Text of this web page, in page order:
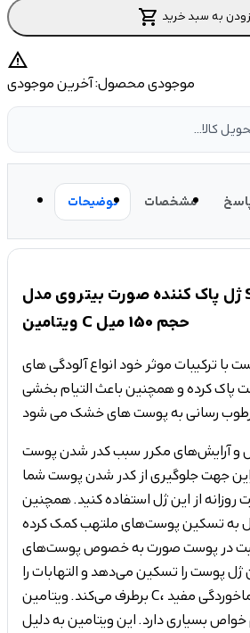
shopping_cart به سبد خرید
warning
موجودی محصول:آخرین موجودی
کالا...
توضیحات مشخصات
ژل پاک کننده صورت بیتروی مدل Scorbit حاوی
ویتامین C حجم 150 میل
با ترکیبات موثر خود انواع آلودگی های
پاک کرده و همچنین باعث التیام بخشی
و آرایش‌های مکرر سبب کدر شدن پوست
جهت جلوگیری از کدر شدن پوست شما
روزانه از این ژل استفاده کنید. همچنین
به تسکین پوست‌های ملتهب کمک کرده
در پوست صورت به خصوص پوست‌های
پوست را تسکین می‌دهد و التهابات را
برطرف می‌کند. ویتامین C، همانطور که برای سرماخوردگی مفید
بسیاری دارد. این ویتامین به دلیل